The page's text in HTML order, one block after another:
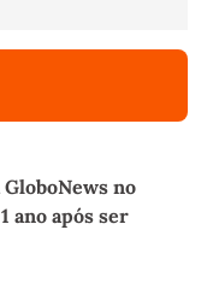
no
ano após ser